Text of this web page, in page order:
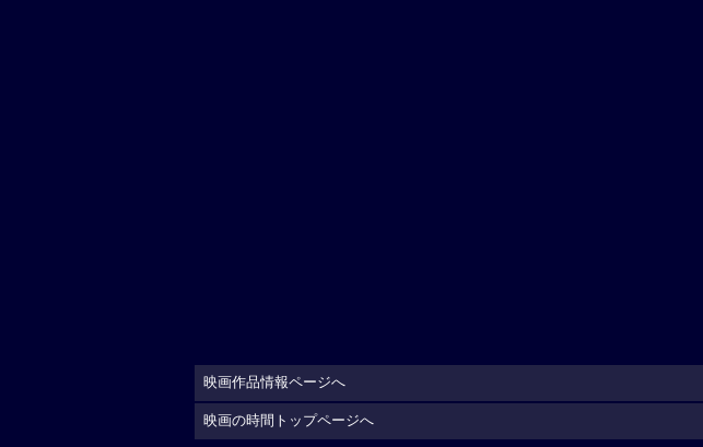
映画作品情報ページへ
映画の時間トップページへ